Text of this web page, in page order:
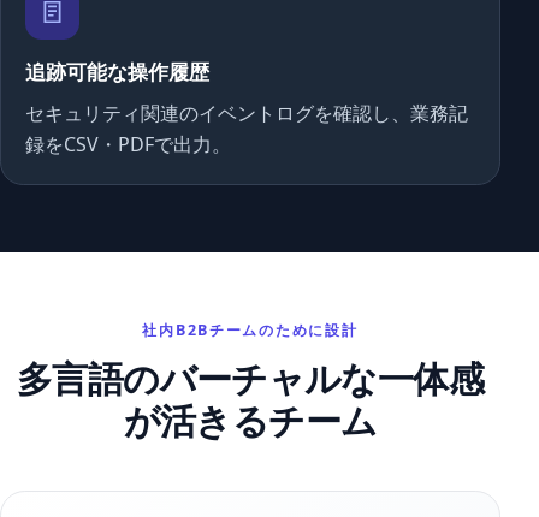
追跡可能な操作履歴
セキュリティ関連のイベントログを確認し、業務記
録をCSV・PDFで出力。
社内B2Bチームのために設計
多言語のバーチャルな一体感
が活きるチーム